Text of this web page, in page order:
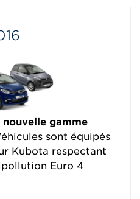
nouvelle gamme
sont équipés
Kubota respectant
Euro 4